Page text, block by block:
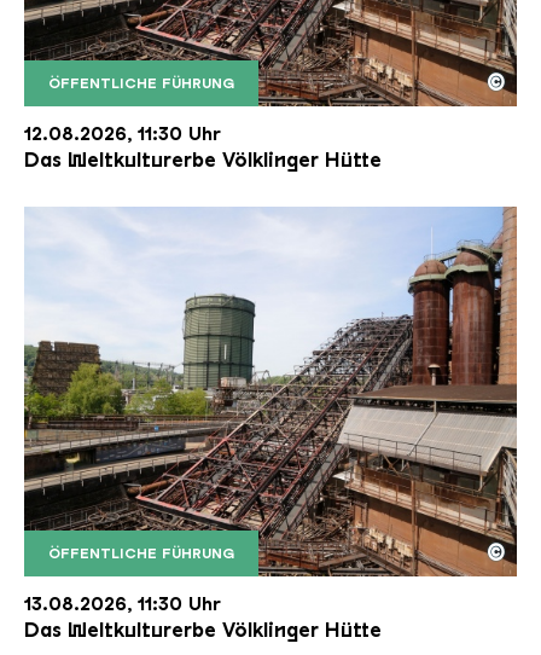
ÖFFENTLICHE FÜHRUNG
Der Erzschrägaufzug der Völklinger Hütte mit
Copyright: Weltkulturerbe Völklinger Hütte | Karl
©
12.08.2026, 11:30 Uhr
Das Weltkulturerbe Völklinger Hütte
ÖFFENTLICHE FÜHRUNG
Der Erzschrägaufzug der Völklinger Hütte mit
Copyright: Weltkulturerbe Völklinger Hütte | Karl
©
13.08.2026, 11:30 Uhr
Das Weltkulturerbe Völklinger Hütte